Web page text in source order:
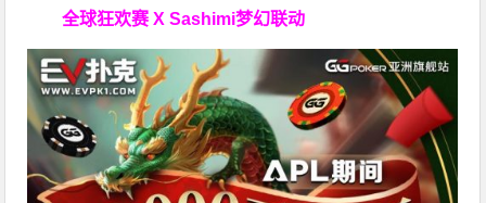
全球狂欢赛 X Sashimi梦幻联动